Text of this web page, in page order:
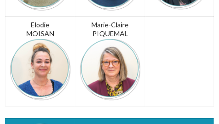
Elodie
MOISAN
Marie-Claire
PIQUEMAL